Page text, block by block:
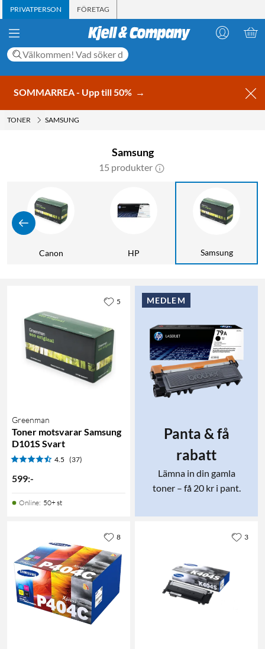
PRIVATPERSON FÖRETAG
SOMMARREA - Upp till 50% →
TONER SAMSUNG
Samsung
15 produkter
Canon HP Samsung
Greenman
Toner motsvarar Samsung
D101S Svart
4.5 (37)
599:-
Online: 50+ st
5 MEDLEM
Panta & få
rabatt
Lämna in din gamla
toner – få 20 kr i pant.
8 3